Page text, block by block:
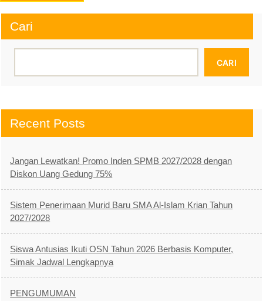
Cari
CARI
Recent Posts
Jangan Lewatkan! Promo Inden SPMB 2027/2028 dengan
Diskon Uang Gedung 75%
Sistem Penerimaan Murid Baru SMA Al-Islam Krian Tahun
2027/2028
Siswa Antusias Ikuti OSN Tahun 2026 Berbasis Komputer,
Simak Jadwal Lengkapnya
PENGUMUMAN